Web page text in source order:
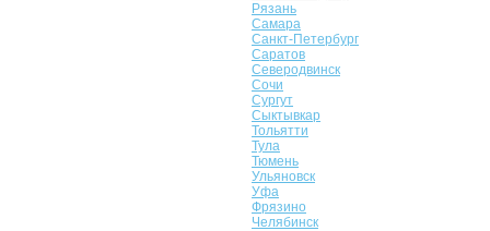
Рязань
Самара
Санкт-Петербург
Саратов
Северодвинск
Сочи
Сургут
Сыктывкар
Тольятти
Тула
Тюмень
Ульяновск
Уфа
Фрязино
Челябинск